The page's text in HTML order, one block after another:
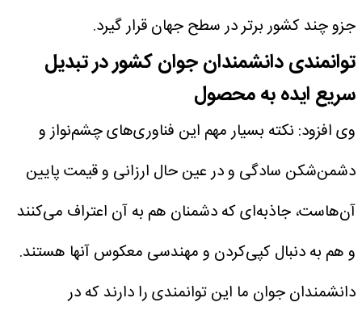
جزو چند کشور برتر در سطح جهان قرار گیرد.
توانمندی دانشمندان جوان کشور در تبدیل
سریع ایده‌ به محصول
وی افزود: نکته بسیار مهم این فناوری‌های چشم‌نواز و
دشمن‌شکن سادگی و در عین حال ارزانی و قیمت پایین
آن‌هاست، جاذبه‌ای که دشمنان هم به آن اعتراف می‌کنند
و هم به دنبال کپی‌کردن و مهندسی معکوس آنها هستند.
دانشمندان جوان ما این توانمندی را دارند که در